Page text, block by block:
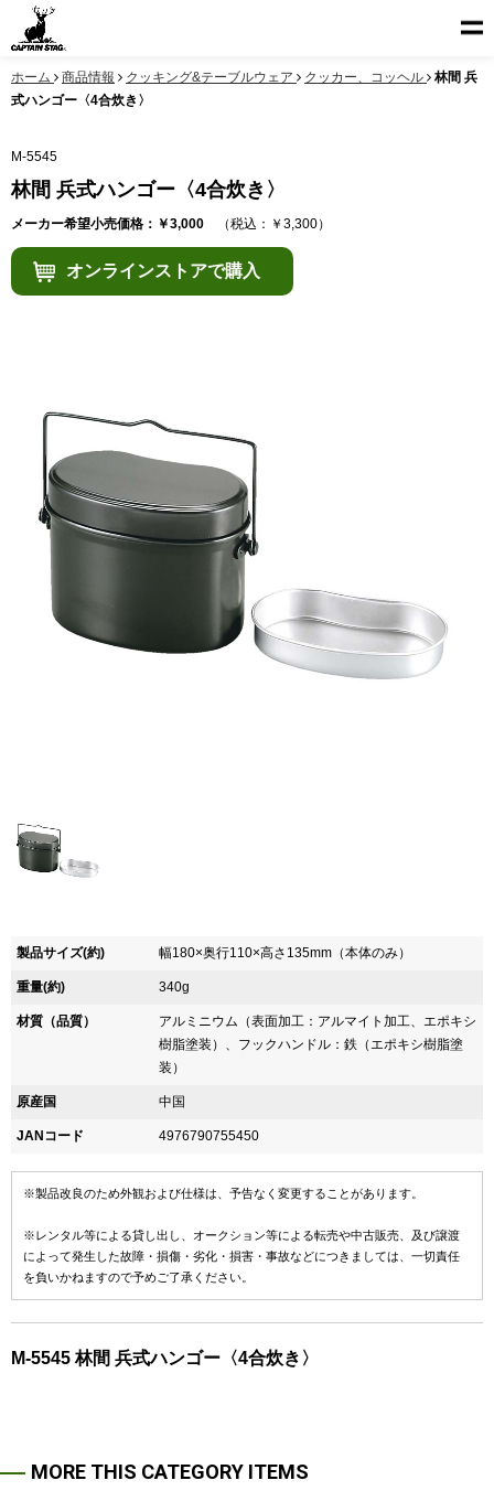
ホーム 商品情報 クッキング&テーブルウェア クッカー、コッヘル
林間 兵
式ハンゴー〈4合炊き〉
M-5545
林間 兵式ハンゴー〈4合炊き〉
メーカー希望小売価格：￥3,000 （税込：￥3,300）
オンラインストアで購入
製品サイズ(約) 幅180×奥行110×高さ135mm（本体のみ）
重量(約) 340g
材質（品質）
アルミニウム（表面加工：アルマイト加工、エポキシ
樹脂塗装）、フックハンドル：鉄（エポキシ樹脂塗
装）
原産国 中国
JANコード 4976790755450
※製品改良のため外観および仕様は、予告なく変更することがあります。
※レンタル等による貸し出し、オークション等による転売や中古販売、及び譲渡
によって発生した故障・損傷・劣化・損害・事故などにつきましては、一切責任
を負いかねますので予めご了承ください。
M-5545 林間 兵式ハンゴー〈4合炊き〉
MORE THIS CATEGORY ITEMS